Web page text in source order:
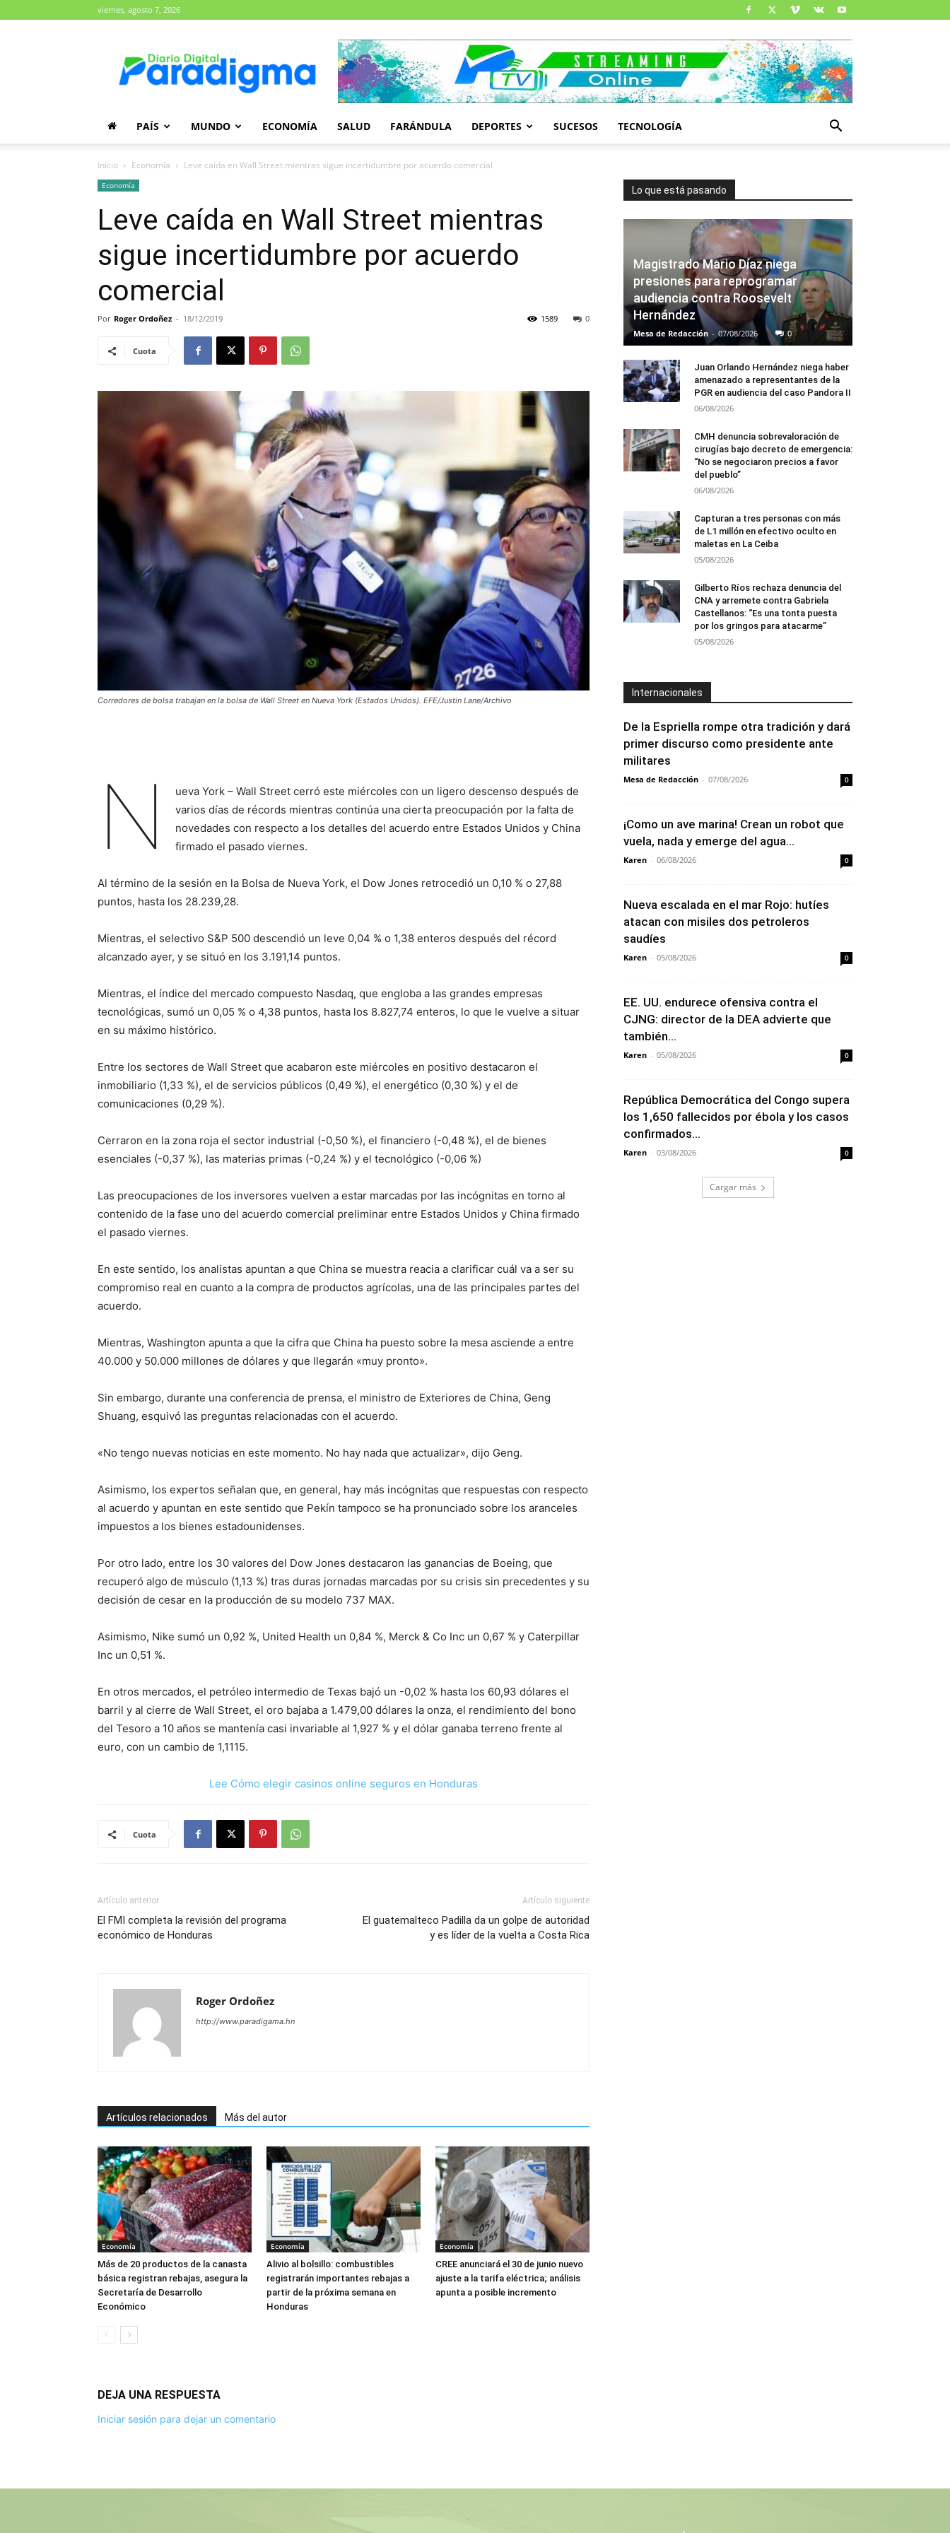
viernes, agosto 7, 2026
Paradigma
PAÍS MUNDO ECONOMÍA SALUD FARÁNDULA DEPORTES SUCESOS TECNOLOGÍA
Inicio Economía Leve caída en Wall Street mientras sigue incertidumbre por acuerdo comercial
Economía
Leve caída en Wall Street mientras
sigue incertidumbre por acuerdo
comercial
Por Roger Ordoñez - 18/12/2019 0
1589
Cuota
Corredores de bolsa trabajan en la bolsa de Wall Street en Nueva York (Estados Unidos). EFE/Justin Lane/Archivo
N
ueva York – Wall Street cerró este miércoles con un ligero descenso después de
varios días de récords mientras continúa una cierta preocupación por la falta de
novedades con respecto a los detalles del acuerdo entre Estados Unidos y China
firmado el pasado viernes.
Al término de la sesión en la Bolsa de Nueva York, el Dow Jones retrocedió un 0,10 % o 27,88
puntos, hasta los 28.239,28.
Mientras, el selectivo S&P 500 descendió un leve 0,04 % o 1,38 enteros después del récord
alcanzado ayer, y se situó en los 3.191,14 puntos.
Mientras, el índice del mercado compuesto Nasdaq, que engloba a las grandes empresas
tecnológicas, sumó un 0,05 % o 4,38 puntos, hasta los 8.827,74 enteros, lo que le vuelve a situar
en su máximo histórico.
Entre los sectores de Wall Street que acabaron este miércoles en positivo destacaron el
inmobiliario (1,33 %), el de servicios públicos (0,49 %), el energético (0,30 %) y el de
comunicaciones (0,29 %).
Cerraron en la zona roja el sector industrial (-0,50 %), el financiero (-0,48 %), el de bienes
esenciales (-0,37 %), las materias primas (-0,24 %) y el tecnológico (-0,06 %)
Las preocupaciones de los inversores vuelven a estar marcadas por las incógnitas en torno al
contenido de la fase uno del acuerdo comercial preliminar entre Estados Unidos y China firmado
el pasado viernes.
En este sentido, los analistas apuntan a que China se muestra reacia a clarificar cuál va a ser su
compromiso real en cuanto a la compra de productos agrícolas, una de las principales partes del
acuerdo.
Mientras, Washington apunta a que la cifra que China ha puesto sobre la mesa asciende a entre
40.000 y 50.000 millones de dólares y que llegarán «muy pronto».
Sin embargo, durante una conferencia de prensa, el ministro de Exteriores de China, Geng
Shuang, esquivó las preguntas relacionadas con el acuerdo.
«No tengo nuevas noticias en este momento. No hay nada que actualizar», dijo Geng.
Asimismo, los expertos señalan que, en general, hay más incógnitas que respuestas con respecto
al acuerdo y apuntan en este sentido que Pekín tampoco se ha pronunciado sobre los aranceles
impuestos a los bienes estadounidenses.
Por otro lado, entre los 30 valores del Dow Jones destacaron las ganancias de Boeing, que
recuperó algo de músculo (1,13 %) tras duras jornadas marcadas por su crisis sin precedentes y su
decisión de cesar en la producción de su modelo 737 MAX.
Asimismo, Nike sumó un 0,92 %, United Health un 0,84 %, Merck & Co Inc un 0,67 % y Caterpillar
Inc un 0,51 %.
En otros mercados, el petróleo intermedio de Texas bajó un -0,02 % hasta los 60,93 dólares el
barril y al cierre de Wall Street, el oro bajaba a 1.479,00 dólares la onza, el rendimiento del bono
del Tesoro a 10 años se mantenía casi invariable al 1,927 % y el dólar ganaba terreno frente al
euro, con un cambio de 1,1115.
Lee Cómo elegir casinos online seguros en Honduras
Cuota
Artículo anterior
El FMI completa la revisión del programa
económico de Honduras
Artículo siguiente
El guatemalteco Padilla da un golpe de autoridad
y es líder de la vuelta a Costa Rica
Roger Ordoñez
http://www.paradigama.hn
Artículos relacionados Más del autor
Economía
Más de 20 productos de la canasta
básica registran rebajas, asegura la
Secretaría de Desarrollo
Económico
Economía
Alivio al bolsillo: combustibles
registrarán importantes rebajas a
partir de la próxima semana en
Honduras
Economía
CREE anunciará el 30 de junio nuevo
ajuste a la tarifa eléctrica; análisis
apunta a posible incremento
DEJA UNA RESPUESTA
Iniciar sesión para dejar un comentario
Lo que está pasando
Magistrado Mario Díaz niega
presiones para reprogramar
audiencia contra Roosevelt
Hernández
Mesa de Redacción - 07/08/2026 0
Juan Orlando Hernández niega haber
amenazado a representantes de la
PGR en audiencia del caso Pandora II
06/08/2026
CMH denuncia sobrevaloración de
cirugías bajo decreto de emergencia:
“No se negociaron precios a favor
del pueblo”
06/08/2026
Capturan a tres personas con más
de L1 millón en efectivo oculto en
maletas en La Ceiba
05/08/2026
Gilberto Ríos rechaza denuncia del
CNA y arremete contra Gabriela
Castellanos: “Es una tonta puesta
por los gringos para atacarme”
05/08/2026
Internacionales
De la Espriella rompe otra tradición y dará
primer discurso como presidente ante
militares
Mesa de Redacción - 07/08/2026 0
¡Como un ave marina! Crean un robot que
vuela, nada y emerge del agua...
Karen - 06/08/2026 0
Nueva escalada en el mar Rojo: hutíes
atacan con misiles dos petroleros
saudíes
Karen - 05/08/2026 0
EE. UU. endurece ofensiva contra el
CJNG: director de la DEA advierte que
también...
Karen - 05/08/2026 0
República Democrática del Congo supera
los 1,650 fallecidos por ébola y los casos
confirmados...
Karen - 03/08/2026 0
Cargar más